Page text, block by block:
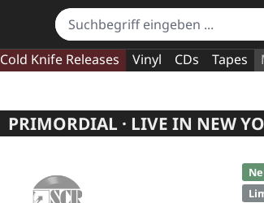
Cold Knife Releases Vinyl CDs Tapes
PRIMORDIAL · LIVE IN NEW